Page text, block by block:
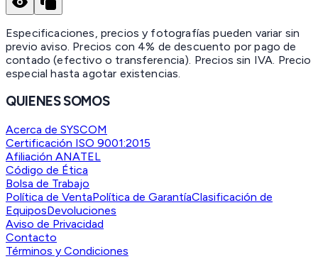
Especificaciones, precios y fotografías pueden variar sin
previo aviso. Precios con 4% de descuento por pago de
contado (efectivo o transferencia). Precios sin IVA. Precio
especial hasta agotar existencias.
QUIENES SOMOS
Acerca de SYSCOM
Certificación ISO 9001:2015
Afiliación ANATEL
Código de Ética
Bolsa de Trabajo
Política de VentaPolítica de GarantíaClasificación de
EquiposDevoluciones
Aviso de Privacidad
Contacto
Términos y Condiciones